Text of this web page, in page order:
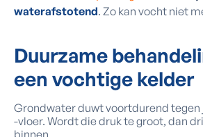
waterafstotend. Zo kan vocht niet
Duurzame
een vochtige kelder
Grondwater duwt voortdurend tegen
-vloer. Wordt die druk te groot, dan
binnen.